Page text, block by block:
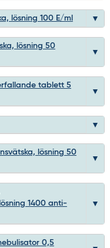
lösning 100 E/ml
lösning 50
tablett 5
lösning 50
1400 anti-
0,5